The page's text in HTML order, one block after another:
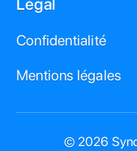
Confidentialité
Mentions légales
© 2026